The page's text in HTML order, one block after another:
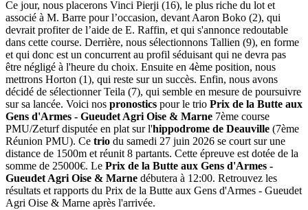
Ce jour, nous placerons Vinci Pierji (16), le plus riche du lot et
associé à M. Barre pour l’occasion, devant Aaron Boko (2), qui
devrait profiter de l’aide de E. Raffin, et qui s'annonce redoutable
dans cette course. Derrière, nous sélectionnons Tallien (9), en forme
et qui donc est un concurrent au profil séduisant qui ne devra pas
être négligé à l'heure du choix. Ensuite en 4ème position, nous
mettrons Horton (1), qui reste sur un succès. Enfin, nous avons
décidé de sélectionner Teila (7), qui semble en mesure de poursuivre
sur sa lancée. Voici nos pronostics pour le trio Prix de la Butte aux
Gens d'Armes - Gueudet Agri Oise & Marne 7ème course
PMU/Zeturf disputée en plat sur l'hippodrome de Deauville (7ème
Réunion PMU). Ce trio du samedi 27 juin 2026 se court sur une
distance de 1500m et réunit 8 partants. Cette épreuve est dotée de la
somme de 25000€. Le Prix de la Butte aux Gens d'Armes -
Gueudet Agri Oise & Marne débutera à 12:00. Retrouvez les
résultats et rapports du Prix de la Butte aux Gens d'Armes - Gueudet
Agri Oise & Marne après l'arrivée.